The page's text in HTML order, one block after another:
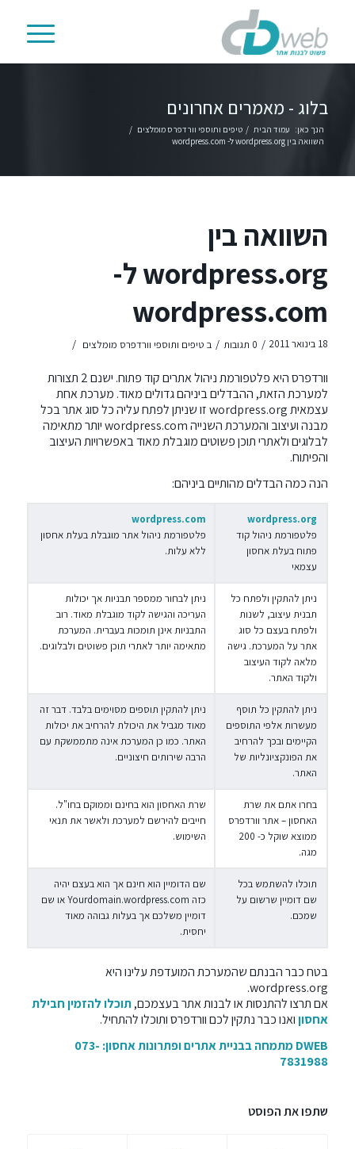
בלוג - מאמרים אחרונים
הנך כאן: עמוד הבית / טיפים ותוספי וורדפרס מומלצים /
השוואה בין wordpress.org ל- wordpress.com
השוואה בין
wordpress.org ל-
wordpress.com
18 בינואר 2011 / 0 תגובות / ב טיפים ותוספי וורדפרס מומלצים /
וורדפרס היא פלטפורמת ניהול אתרים קוד פתוח. ישנם 2 תצורות
למערכת הזאת, ההבדלים ביניהם גדולים מאוד. מערכת אחת
עצמאית wordpress.org זו שניתן לפתח עליה כל סוג אתר בכל
מבנה ועיצוב והמערכת השנייה wordpress.com יותר מתאימה
לבלוגים ולאתרי תוכן פשוטים מוגבלת מאוד באפשרויות העיצוב
והפיתוח.
הנה כמה הבדלים מהותיים ביניהם:
wordpress.org
פלטפורמת ניהול קוד
פתוח בעלת אחסון
עצמאי
wordpress.com
פלטפורמת ניהול אתר מוגבלת בעלת אחסון
ללא עלות.
ניתן להתקין ולפתח כל
תבנית עיצוב, לשנות
ולפתח בעצם כל סוג
אתר על המערכת. גישה
מלאה לקוד העיצוב
ולקוד האתר.
ניתן לבחור ממספר תבניות אך יכולות
העריכה והגישה לקוד מוגבלת מאוד. רוב
התבניות אינן תומכות בעברית. המערכת
מתאימה יותר לאתרי תוכן פשוטים ולבלוגים.
ניתן להתקין כל תוסף
מעשרות אלפי התוספים
הקיימים ובכך להרחיב
את הפונקציונליות של
האתר.
ניתן להתקין תוספים מסוימים בלבד. דבר זה
מאוד מגביל את היכולת להרחיב את יכולות
האתר. כמו כן המערכת אינה מתממשקת עם
הרבה שירותים חיצוניים.
בחרו אתם את שרת
האחסון – אתר וורדפרס
ממוצא שוקל כ- 200
מגה.
שרת האחסון הוא בחינם וממוקם בחו"ל.
חייבים להירשם למערכת ולאשר את תנאי
השימוש.
תוכלו להשתמש בכל
שם דומיין שרשום על
שמכם.
שם הדומיין הוא חינם אך הוא בעצם יהיה
כזה Yourdomain.wordpress.com או שם
דומיין משלכם אך בעלות גבוהה מאוד
יחסית.
בטח כבר הבנתם שהמערכת המועדפת עלינו היא
wordpress.org.
אם תרצו להתנסות או לבנות אתר בעצמכם,תוכלו להזמין חבילת
אחסוןואנו כבר נתקין לכם וורדפרס ותוכלו להתחיל.
DWEB מתמחה
בבניית אתרים
ופתרונות אחסון: 073-
7831988
שתפו את הפוסט